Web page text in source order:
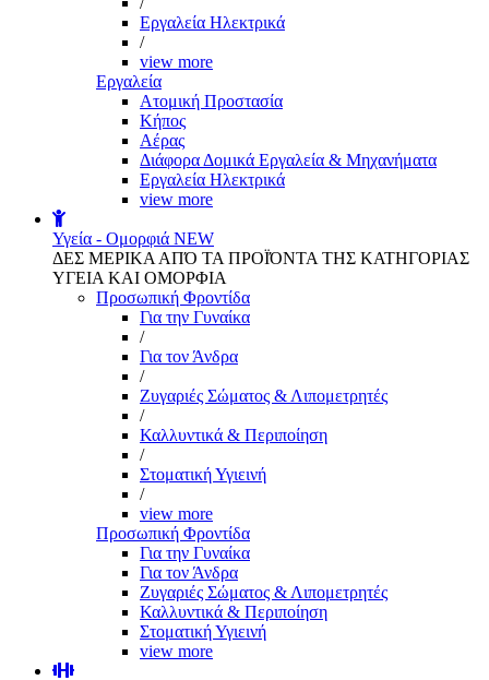
Εργαλεία Ηλεκτρικά
/
view more
Εργαλεία
Aτομική Προστασία
Kήπος
Αέρας
Διάφορα Δομικά Εργαλεία & Μηχανήματα
Εργαλεία Ηλεκτρικά
view more
Υγεία - Ομορφιά NEW
ΔΕΣ ΜΕΡΙΚΑ ΑΠΌ ΤΑ ΠΡΟΪΌΝΤΑ ΤΗΣ ΚΑΤΗΓΟΡΙΑΣ
ΥΓΕΙΑ ΚΑΙ ΟΜΟΡΦΙΑ
Προσωπική Φροντίδα
Για την Γυναίκα
/
Για τον Άνδρα
/
Ζυγαριές Σώματος & Λιπομετρητές
/
Καλλυντικά & Περιποίηση
/
Στοματική Υγιεινή
/
view more
Προσωπική Φροντίδα
Για την Γυναίκα
Για τον Άνδρα
Ζυγαριές Σώματος & Λιπομετρητές
Καλλυντικά & Περιποίηση
Στοματική Υγιεινή
view more